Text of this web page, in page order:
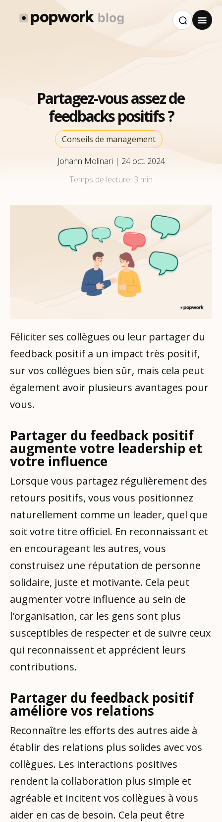
Partagez-vous assez de
feedbacks positifs ?
Conseils de management
Johann Molinari | 24 oct. 2024
Temps de lecture: 3 min
Féliciter ses collègues ou leur partager du
feedback positif a un impact très positif,
sur vos collègues bien sûr, mais cela peut
également avoir plusieurs avantages pour
vous.
Partager du feedback positif
augmente votre leadership et
votre influence
Lorsque vous partagez régulièrement des
retours positifs, vous vous positionnez
naturellement comme un leader, quel que
soit votre titre officiel. En reconnaissant et
en encourageant les autres, vous
construisez une réputation de personne
solidaire, juste et motivante. Cela peut
augmenter votre influence au sein de
l'organisation, car les gens sont plus
susceptibles de respecter et de suivre ceux
qui reconnaissent et apprécient leurs
contributions.
Partager du feedback positif
améliore vos relations
Reconnaître les efforts des autres aide à
établir des relations plus solides avec vos
collègues. Les interactions positives
rendent la collaboration plus simple et
agréable et incitent vos collègues à vous
aider en cas de besoin. Cela peut être